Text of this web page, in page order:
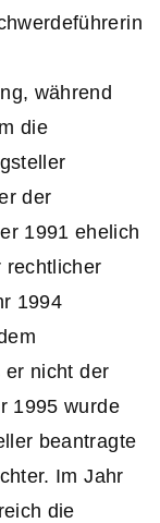
während
die
der
1991 ehelich
rechtlicher
1994
er nicht der
1995 wurde
beantragte
Im Jahr
die